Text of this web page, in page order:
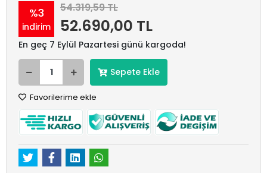
%3
indirim
54.319,59 TL
52.690,00 TL
En geç 7 Eylül Pazartesi günü kargoda!
Sepete Ekle
Favorilerime ekle